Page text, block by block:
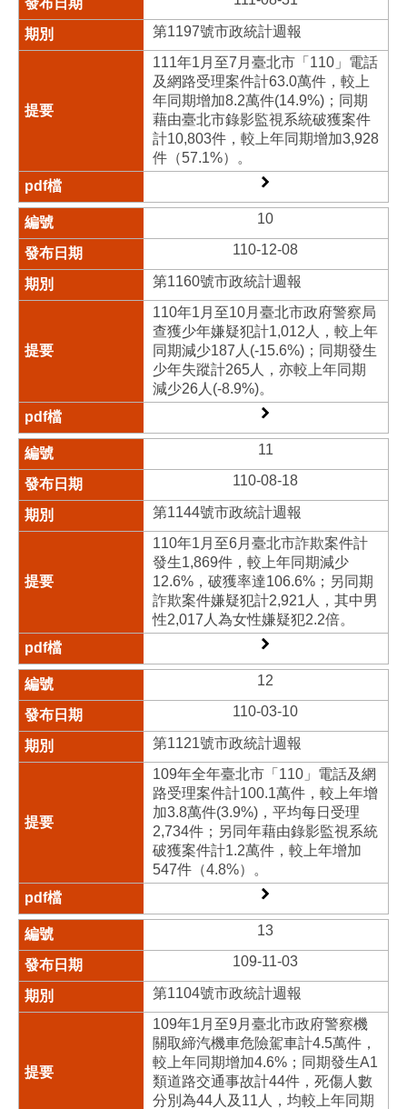
第1197號市政統計週報
111年1月至7月臺北市「110」電話
及網路受理案件計63.0萬件，較上
年同期增加8.2萬件(14.9%)；同期
藉由臺北市錄影監視系統破獲案件
計10,803件，較上年同期增加3,928
件（57.1%）。
10
110-12-08
第1160號市政統計週報
110年1月至10月臺北市政府警察局
查獲少年嫌疑犯計1,012人，較上年
同期減少187人(-15.6%)；同期發生
少年失蹤計265人，亦較上年同期
減少26人(-8.9%)。
11
110-08-18
第1144號市政統計週報
110年1月至6月臺北市詐欺案件計
發生1,869件，較上年同期減少
12.6%，破獲率達106.6%；另同期
詐欺案件嫌疑犯計2,921人，其中男
性2,017人為女性嫌疑犯2.2倍。
12
110-03-10
第1121號市政統計週報
109年全年臺北市「110」電話及網
路受理案件計100.1萬件，較上年增
加3.8萬件(3.9%)，平均每日受理
2,734件；另同年藉由錄影監視系統
破獲案件計1.2萬件，較上年增加
547件（4.8%）。
13
109-11-03
第1104號市政統計週報
109年1月至9月臺北市政府警察機
關取締汽機車危險駕車計4.5萬件，
較上年同期增加4.6%；同期發生A1
類道路交通事故計44件，死傷人數
分別為44人及11人，均較上年同期